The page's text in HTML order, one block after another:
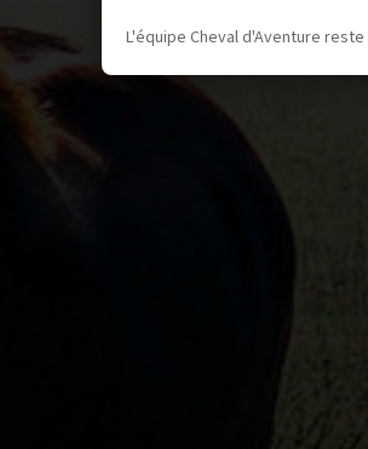
L'équipe Cheval d'Aventure